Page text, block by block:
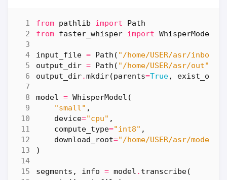
from pathlib import
Path
from faster_whisper import WhisperModel
input_file = Path ( "/home/USER/asr/inbox/
output_dir = Path ( "/home/USER/asr/out"
output_dir.mkdir(parents=True, exist_ok
model = WhisperModel (
"small" ,
device="cpu" ,
compute_type="int8" ,
download_root="/home/USER/asr/models"
)
segments , info = model . transcribe(